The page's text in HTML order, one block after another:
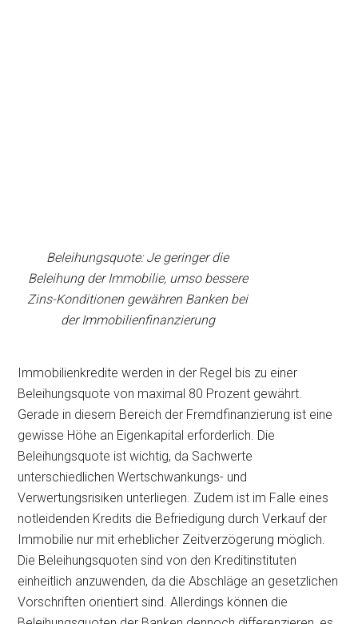
Beleihungsquote: Je geringer die
Beleihung der Immobilie, umso bessere
Zins-Konditionen gewähren Banken bei
der Immobilienfinanzierung
Immobilienkredite werden in der Regel bis zu einer
Beleihungsquote von maximal 80 Prozent gewährt.
Gerade in diesem Bereich der Fremdfinanzierung ist eine
gewisse Höhe an Eigenkapital erforderlich. Die
Beleihungsquote ist wichtig, da Sachwerte
unterschiedlichen Wertschwankungs- und
Verwertungsrisiken unterliegen. Zudem ist im Falle eines
notleidenden Kredits die Befriedigung durch Verkauf der
Immobilie nur mit erheblicher Zeitverzögerung möglich.
Die Beleihungsquoten sind von den Kreditinstituten
einheitlich anzuwenden, da die Abschläge an gesetzlichen
Vorschriften orientiert sind. Allerdings können die